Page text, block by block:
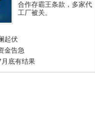
合作存霸王条款，多家代
工厂被关。
起伏
金告急
底有结果